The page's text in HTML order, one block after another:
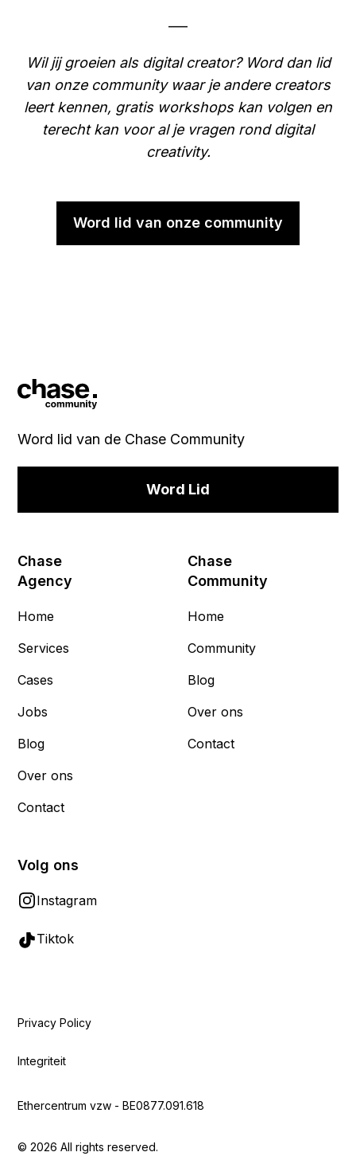
Wil jij groeien als digital creator? Word dan lid
van onze community waar je andere creators
leert kennen, gratis workshops kan volgen en
terecht kan voor al je vragen rond digital
creativity.
Word lid van onze community
Word lid van de Chase Community
Word Lid
Chase
Agency
Home
Services
Cases
Jobs
Blog
Over ons
Contact
Chase
Community
Home
Community
Blog
Over ons
Contact
Volg ons
Instagram
Tiktok
Ethercentrum vzw - BE0877.091.618
© 2026 All rights reserved.
Privacy Policy
Integriteit